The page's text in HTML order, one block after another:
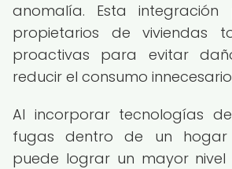
anomalía. Esta
propietarios de viviendas
proactivas para evitar
reducir el consumo
Al incorporar tecnologías
fugas dentro de un hogar
puede lograr un mayor